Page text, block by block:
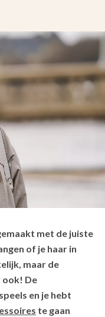
met de juiste
of je haar in
maar de
ook! De
en je hebt
te gaan